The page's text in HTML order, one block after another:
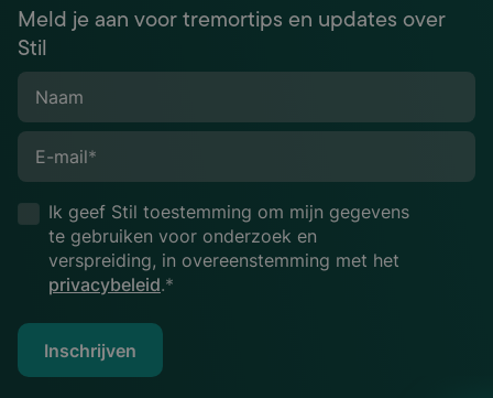
Meld je aan voor tremortips en updates over
Stil
Naam
E-mail*
Ik geef Stil toestemming om mijn gegevens
te gebruiken voor onderzoek en
verspreiding, in overeenstemming met het
privacybeleid.*
Inschrijven